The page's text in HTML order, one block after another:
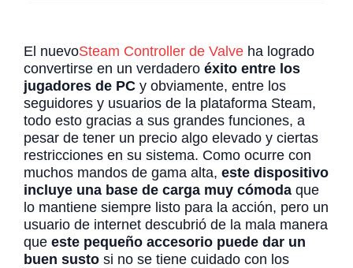
El nuevoSteam Controller de Valve ha logrado
convertirse en un verdadero éxito entre los
jugadores de PC y obviamente, entre los
seguidores y usuarios de la plataforma Steam,
todo esto gracias a sus grandes funciones, a
pesar de tener un precio algo elevado y ciertas
restricciones en su sistema. Como ocurre con
muchos mandos de gama alta, este dispositivo
incluye una base de carga muy cómoda que
lo mantiene siempre listo para la acción, pero un
usuario de internet descubrió de la mala manera
que este pequeño accesorio puede dar un
buen susto si no se tiene cuidado con los